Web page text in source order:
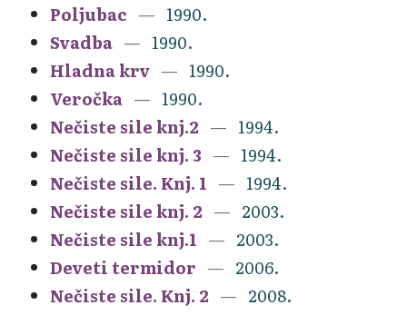
Poljubac
1990.
Svadba
1990.
Hladna krv
1990.
Veročka
1990.
Nečiste sile knj.2
1994.
Nečiste sile knj. 3
1994.
Nečiste sile. Knj. 1
1994.
Nečiste sile knj. 2
2003.
Nečiste sile knj.1
2003.
Deveti termidor
2006.
Nečiste sile. Knj. 2
2008.